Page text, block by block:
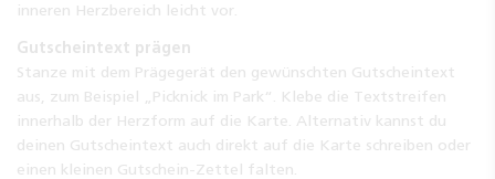
inneren Herzbereich leicht vor.
Gutscheintext prägen
Stanze mit dem Prägegerät den gewünschten Gutscheintext
aus, zum Beispiel „Picknick im Park“. Klebe die Textstreifen
innerhalb der Herzform auf die Karte. Alternativ kannst du
deinen Gutscheintext auch direkt auf die Karte schreiben oder
einen kleinen Gutschein-Zettel falten.